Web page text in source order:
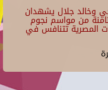
وخالد جلال يشهدان
من مواسم نجوم
من الجامعات المصرية تتنافس في